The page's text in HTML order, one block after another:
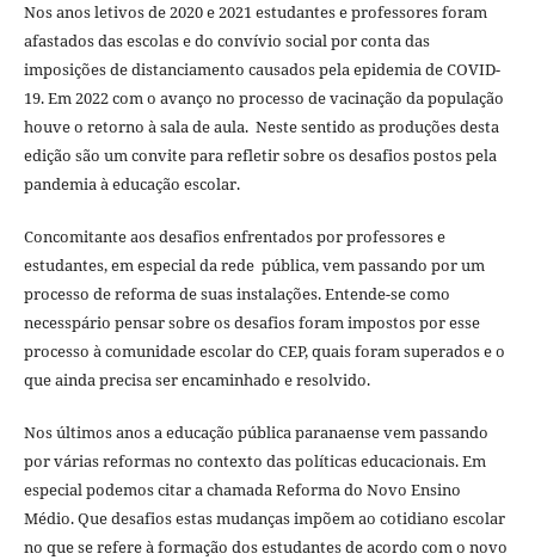
Nos anos letivos de 2020 e 2021 estudantes e professores foram
afastados das escolas e do convívio social por conta das
imposições de distanciamento causados pela epidemia de COVID-
19. Em 2022 com o avanço no processo de vacinação da população
houve o retorno à sala de aula. Neste sentido as produções desta
edição são um convite para refletir sobre os desafios postos pela
pandemia à educação escolar.
Concomitante aos desafios enfrentados por professores e
estudantes, em especial da rede pública, vem passando por um
processo de reforma de suas instalações. Entende-se como
necesspário pensar sobre os desafios foram impostos por esse
processo à comunidade escolar do CEP, quais foram superados e o
que ainda precisa ser encaminhado e resolvido.
Nos últimos anos a educação pública paranaense vem passando
por várias reformas no contexto das políticas educacionais. Em
especial podemos citar a chamada Reforma do Novo Ensino
Médio. Que desafios estas mudanças impõem ao cotidiano escolar
no que se refere à formação dos estudantes de acordo com o novo